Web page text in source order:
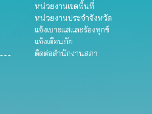
หน่วยงานเขตพื้นที่
หน่วยงานประจำจังหวัด
แจ้งเบาะแสและร้องทุกข์
แจ้งเตือนภัย
ติดต่อสำนักงานสภา